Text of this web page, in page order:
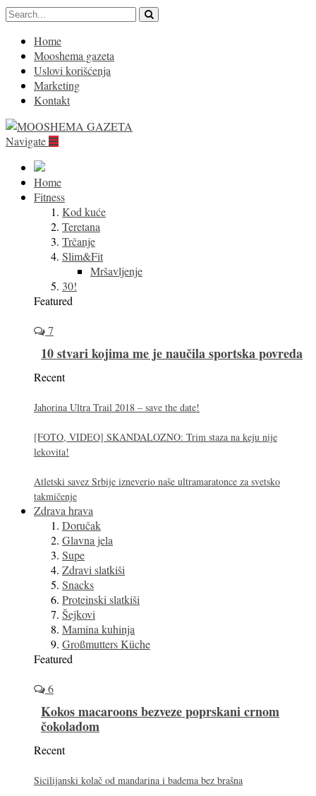
Home
Mooshema gazeta
Uslovi korišćenja
Marketing
Kontakt
Navigate
Home
Fitness
Kod kuće
Teretana
Trčanje
Slim&Fit
Mršavljenje
30!
Featured
7
10 stvari kojima me je naučila sportska povreda
Recent
Jahorina Ultra Trail 2018 – save the date!
[FOTO, VIDEO] SKANDALOZNO: Trim staza na keju nije
lekovita!
Atletski savez Srbije izneverio naše ultramaratonce za svetsko
takmičenje
Zdrava hrava
Doručak
Glavna jela
Supe
Zdravi slatkiši
Snacks
Proteinski slatkiši
Šejkovi
Mamina kuhinja
Großmutters Küche
Featured
6
Kokos macaroons bezveze poprskani crnom
čokoladom
Recent
Sicilijanski kolač od mandarina i badema bez brašna